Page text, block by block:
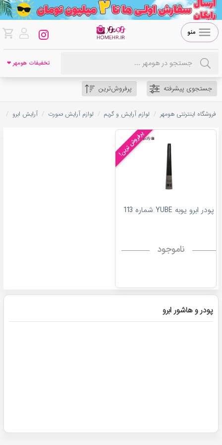
منو
تخفیفات هومهر ❤
جستجوی پیشرفته پرفروش‌ترین
فروشگاه اینترنتی هومهر / لوازم آرایش و گریم / لوازم آرایش صورت / آرایش ابرو /
پرفروش ترین!
پودر ابرو یوبه YUBE شماره 113
ناموجود
پودر و هاشور ابرو